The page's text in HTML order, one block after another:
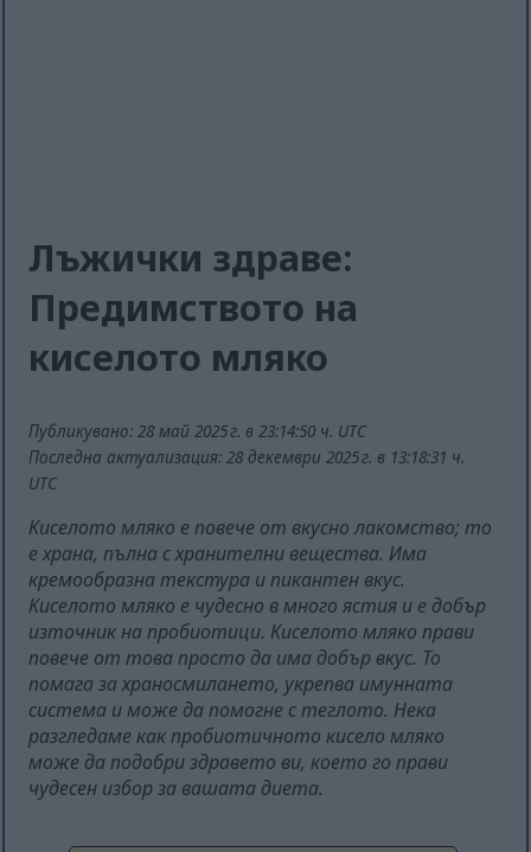
Лъжички здраве:
Предимството на
киселото мляко
Публикувано: 28 май 2025 г. в 23:14:50 ч. UTC
Последна актуализация: 28 декември 2025 г. в 13:18:31 ч.
UTC
Киселото мляко е повече от вкусно лакомство; то
е храна, пълна с хранителни вещества. Има
кремообразна текстура и пикантен вкус.
Киселото мляко е чудесно в много ястия и е добър
източник на пробиотици. Киселото мляко прави
повече от това просто да има добър вкус. То
помага за храносмилането, укрепва имунната
система и може да помогне с теглото. Нека
разгледаме как пробиотичното кисело мляко
може да подобри здравето ви, което го прави
чудесен избор за вашата диета.